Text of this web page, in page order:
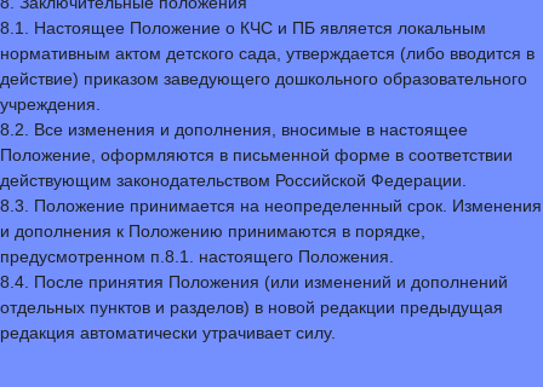
8.1. Настоящее Положение о КЧС и ПБ является локальным
нормативным актом детского сада, утверждается (либо вводится в
действие) приказом заведующего дошкольного образовательного
учреждения.
8.2. Все изменения и дополнения, вносимые в настоящее
Положение, оформляются в письменной форме в соответствии
действующим законодательством Российской Федерации.
8.3. Положение принимается на неопределенный срок. Изменения
и дополнения к Положению принимаются в порядке,
предусмотренном п.8.1. настоящего Положения.
8.4. После принятия Положения (или изменений и дополнений
отдельных пунктов и разделов) в новой редакции предыдущая
редакция автоматически утрачивает силу.